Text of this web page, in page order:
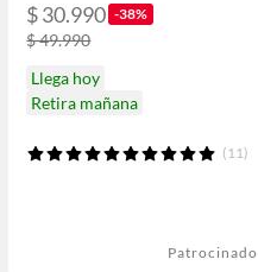
$ 30.990 -38%
$ 49.990
Llega hoy
Retira mañana
(11)
Patrocinado